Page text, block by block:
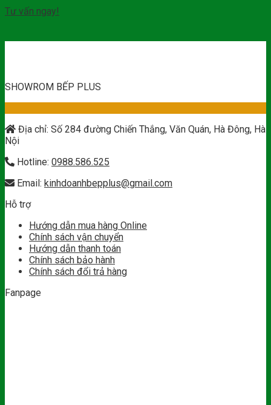
Tư vấn ngay!
SHOWROM BẾP PLUS
Địa chỉ: Số 284 đường Chiến Thắng, Văn Quán, Hà Đông, Hà
Nội
Hotline: 0988.586.525
Email: kinhdoanhbepplus@gmail.com
Hỗ trợ
Hướng dẫn mua hàng Online
Chính sách vận chuyển
Hướng dẫn thanh toán
Chính sách bảo hành
Chính sách đổi trả hàng
Fanpage